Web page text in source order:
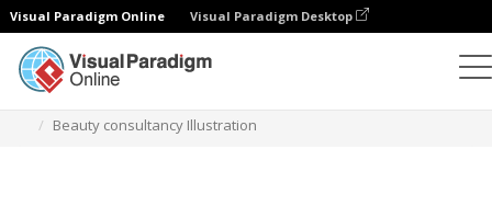
Visual Paradigm Online Visual Paradigm Desktop
Beauty consultancy Illustration